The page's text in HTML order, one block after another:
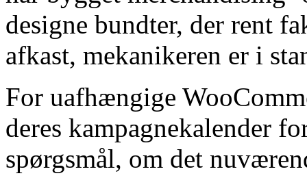
designe bundter, der rent
afkast, mekanikeren er i
For uafhængige
deres kampagnekalender
spørgsmål, om det